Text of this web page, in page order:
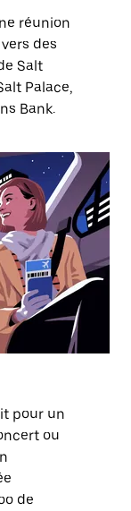
réunion
des
Salt
Palace,
Bank.
pour un
ou
de